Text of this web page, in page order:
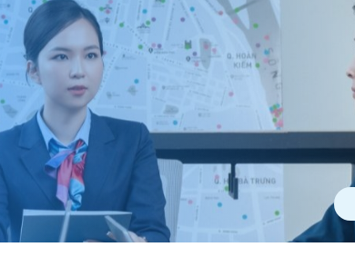
Công bố thông tin Sự kiện
Công bố thông tin Tài liệu